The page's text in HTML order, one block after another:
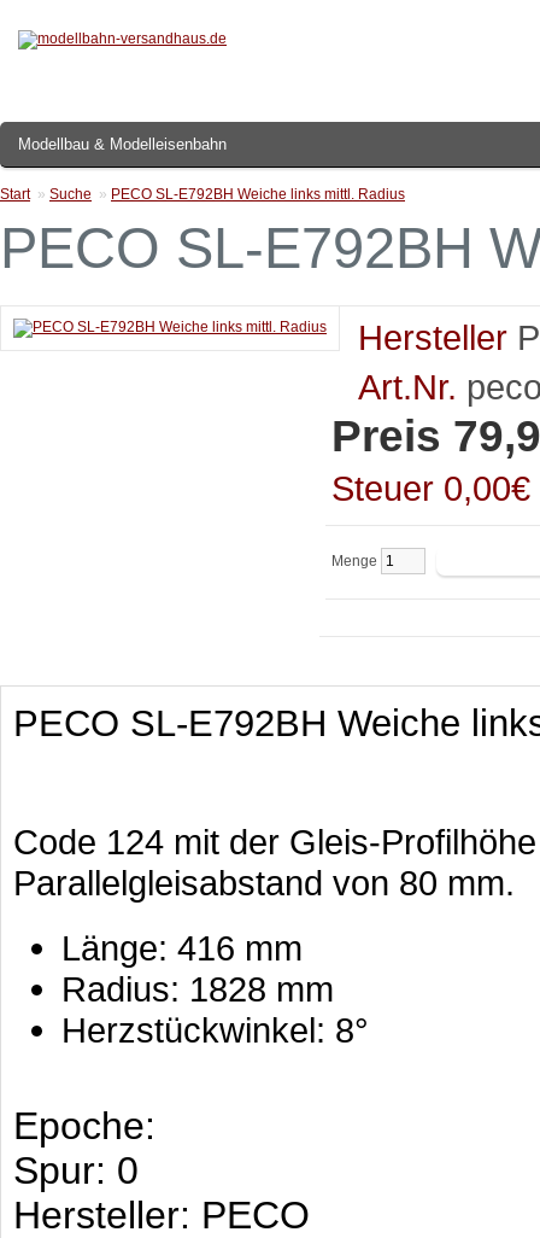
Modellbau & Modelleisenbahn
Start» Suche » PECO SL-E792BH Weiche links mittl. Radius
PECO SL-E792BH
Hersteller
Art.Nr.
Preis
Steuer 0,00€
Menge
PECO SL-E792BH Weiche
Code 124 mit der Gleis-
Parallelgleisabstand von 80 mm.
Länge: 416 mm
Radius: 1828 mm
Herzstückwinkel: 8°
Epoche:
Spur: 0
Hersteller: PECO